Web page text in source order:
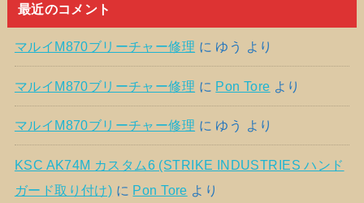
最近のコメント
マルイM870ブリーチャー修理 に ゆう より
マルイM870ブリーチャー修理 に Pon Tore より
マルイM870ブリーチャー修理 に ゆう より
KSC AK74M カスタム6 (STRIKE INDUSTRIES ハンド
ガード取り付け) に Pon Tore より